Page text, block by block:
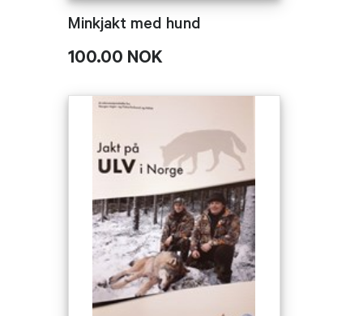
Minkjakt med hund
100.00 NOK